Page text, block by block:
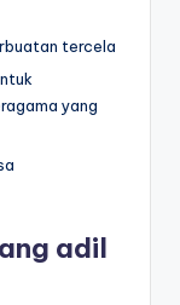
tercela
yang
adil